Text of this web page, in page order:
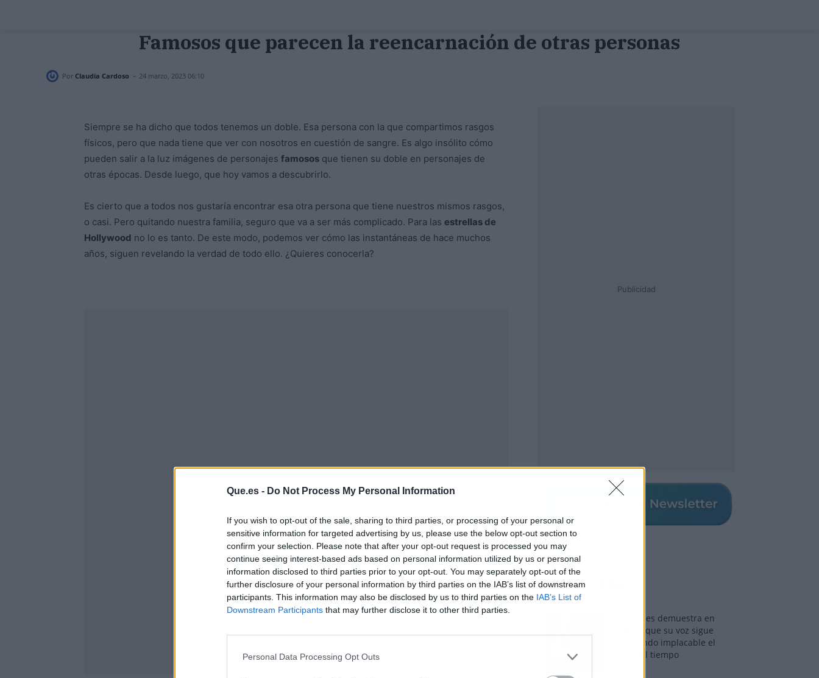
Que.es - Do Not Process My Personal Information
If you wish to opt-out of the sale, sharing to third parties, or processing of your personal or
sensitive information for targeted advertising by us, please use the below opt-out section to
confirm your selection. Please note that after your opt-out request is processed you may
continue seeing interest-based ads based on personal information utilized by us or personal
information disclosed to third parties prior to your opt-out. You may separately opt-out of the
further disclosure of your personal information by third parties on the IAB’s list of downstream
participants. This information may also be disclosed by us to third parties on the IAB’s List of
Downstream Participants that may further disclose it to other third parties.
Personal Data Processing Opt Outs
Famosos que parecen la reencarnación de otras personas
Por Claudia Cardoso - 24 marzo, 2023 06:10
Siempre se ha dicho que todos tenemos un doble. Esa persona con la que compartimos rasgos
físicos, pero que nada tiene que ver con nosotros en cuestión de sangre. Es algo insólito cómo
pueden salir a la luz imágenes de personajes famosos que tienen su doble en personajes de
otras épocas. Desde luego, que hoy vamos a descubrirlo.
Es cierto que a todos nos gustaría encontrar esa otra persona que tiene nuestros mismos rasgos,
o casi. Pero quitando nuestra familia, seguro que va a ser más complicado. Para las estrellas de
Hollywood no lo es tanto. De este modo, podemos ver cómo las instantáneas de hace muchos
años, siguen revelando la verdad de todo ello. ¿Quieres conocerla?
Publicidad
Publicidad
Los más vistos
Tom Jones demuestra en
Madrid que su voz sigue
desafiando implacable el
paso del tiempo